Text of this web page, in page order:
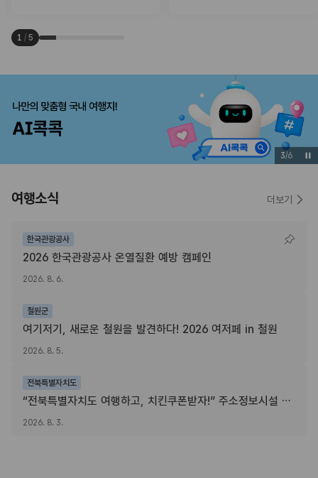
1 / 5
3/6
여행소식
한국관광공사
2026 한국관광공사 온열질환 예방 캠페인
2026. 8. 6.
철원군
여기저기, 새로운 철원을 발견하다! 2026 여저페 in 철원
2026. 8. 5.
전북특별자치도
“전북특별자치도 여행하고, 치킨쿠폰받자!” 주소정보시설 SNS 인증이벤트
2026. 8. 3.
더보기